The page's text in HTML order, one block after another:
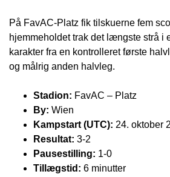
På FavAC-Platz fik tilskuerne fem
hjemmeholdet trak det længste strå i
karakter fra en kontrolleret første
og målrig anden halvleg.
Stadion: FavAC – Platz
By: Wien
Kampstart (UTC): 24. oktober
Resultat: 3-2
Pausestilling: 1-0
Tillægstid: 6 minutter